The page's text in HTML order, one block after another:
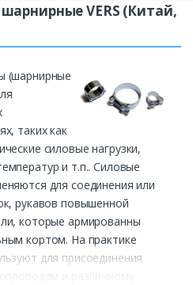
VERS (Китай,
(шарнирные
таких как
силовые нагрузки,
и т.п.. Силовые
для соединения или
рукавов повышенной
которые армированны
кортом. На практике
для присоединения